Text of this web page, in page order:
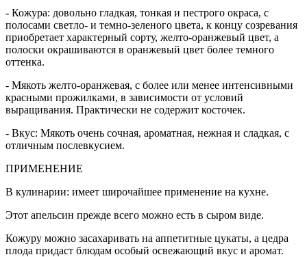
- Кожура: довольно гладкая, тонкая и пестрого окраса, с
полосами светло- и темно-зеленого цвета, к концу созревания
приобретает характерный сорту, желто-оранжевый цвет, а
полоски окрашиваются в оранжевый цвет более темного
оттенка.
- Мякоть желто-оранжевая, с более или менее интенсивными
красными прожилками, в зависимости от условий
выращивания. Практически не содержит косточек.
- Вкус: Мякоть очень сочная, ароматная, нежная и сладкая, с
отличным послевкусием.
ПРИМЕНЕНИЕ
В кулинарии: имеет широчайшее применение на кухне.
Этот апельсин прежде всего можно есть в сыром виде.
Кожуру можно засахаривать на аппетитные цукаты, а цедра
плода придаст блюдам особый освежающий вкус и аромат.